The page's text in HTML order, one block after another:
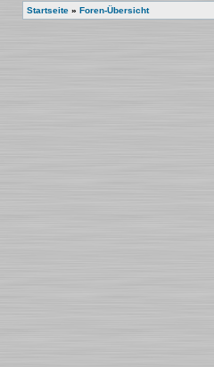
Startseite » Foren-Übersicht